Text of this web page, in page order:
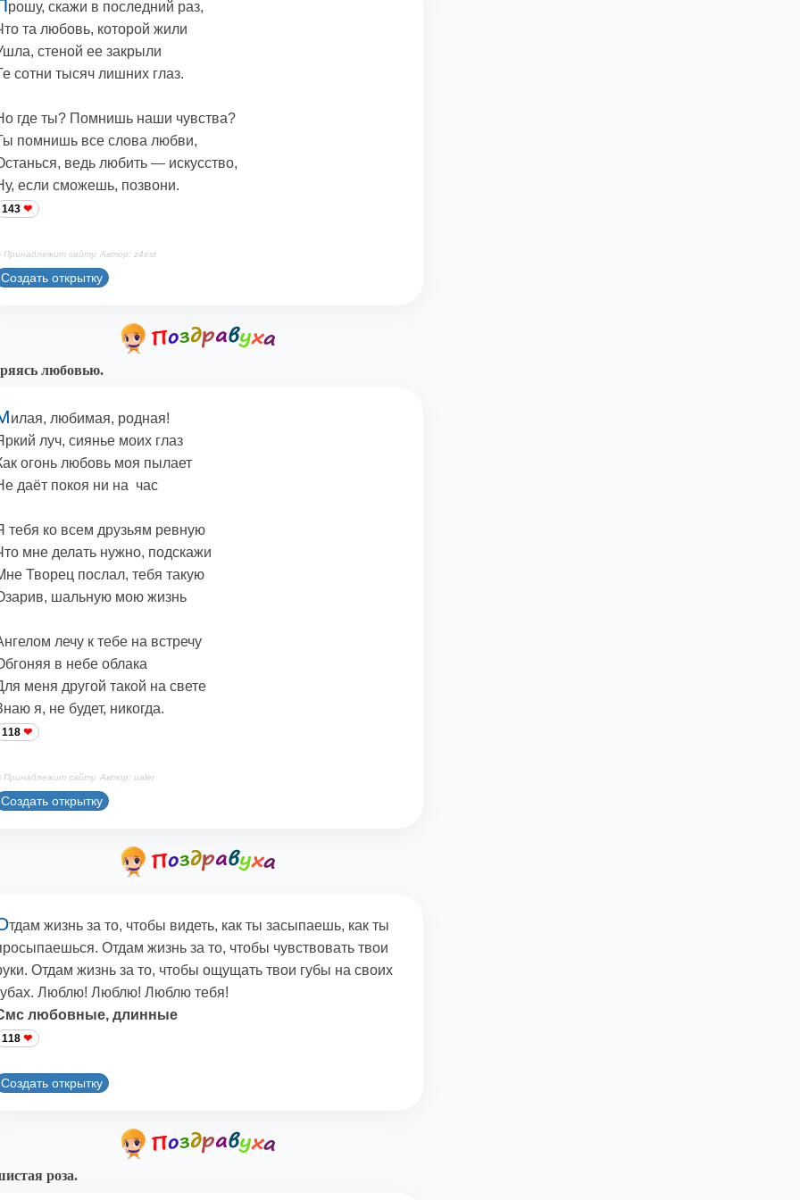
рошу, скажи в последний раз,
та любовь, которой жили
стеной ее закрыли
сотни тысяч лишних глаз.
где ты? Помнишь наши чувства?
помнишь все слова любви,
ведь любить — искусство,
если сможешь, позвони.
143
Принадлежит сайту. Автор: z4est
Создать открытку
любовью.
илая, любимая, родная!
луч, сиянье моих глаз
огонь любовь моя пылает
даёт покоя ни на час
тебя ко всем друзьям ревную
мне делать нужно, подскажи
Творец послал, тебя такую
шальную мою жизнь
лечу к тебе на встречу
в небе облака
меня другой такой на свете
я, не будет, никогда.
118
Принадлежит сайту. Автор: ualer
Создать открытку
тдам жизнь за то, чтобы видеть, как ты засыпаешь, как ты
Отдам жизнь за то, чтобы чувствовать твои
Отдам жизнь за то, чтобы ощущать твои губы на своих
Люблю! Люблю! Люблю тебя!
любовные, длинные
118
Создать открытку
роза.